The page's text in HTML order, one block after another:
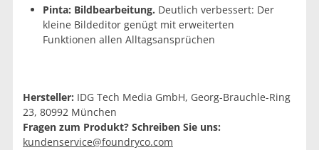
Pinta: Bildbearbeitung. Deutlich verbessert: Der
kleine Bildeditor genügt mit erweiterten
Funktionen allen Alltagsansprüchen
Hersteller: IDG Tech Media GmbH, Georg-Brauchle-Ring
23, 80992 München
Fragen zum Produkt? Schreiben Sie uns:
kundenservice@foundryco.com